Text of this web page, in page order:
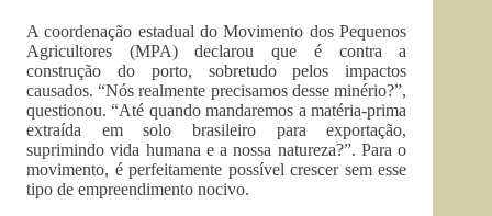
A coordenação estadual do Movimento dos Pequenos
Agricultores (MPA) declarou que é contra a
construção do porto, sobretudo pelos impactos
causados. “Nós realmente precisamos desse minério?”,
questionou. “Até quando mandaremos a matéria-prima
extraída em solo brasileiro para exportação,
suprimindo vida humana e a nossa natureza?”. Para o
movimento, é perfeitamente possível crescer sem esse
tipo de empreendimento nocivo.